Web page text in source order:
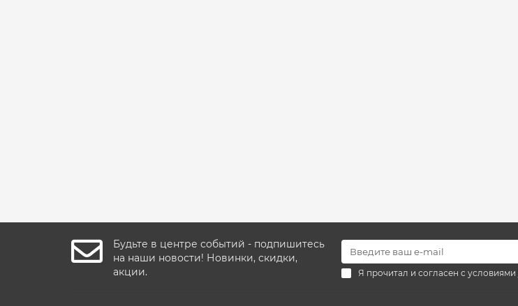
Будьте в центре событий - подпишитесь
на наши новости! Новинки, скидки,
акции.
Я прочитал и согласен с условиями